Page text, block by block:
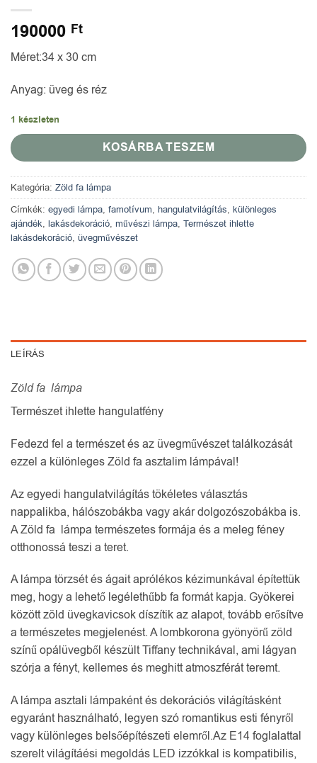
190000 Ft
Méret:34 x 30 cm
Anyag: üveg és réz
1 készleten
KOSÁRBA TESZEM
Kategória: Zöld fa lámpa
Címkék: egyedi lámpa, famotívum, hangulatvilágítás, különleges
ajándék, lakásdekoráció, művészi lámpa, Természet ihlette
lakásdekoráció, üvegművészet
LEÍRÁS
Zöld fa lámpa
Természet ihlette hangulatfény
Fedezd fel a természet és az üvegművészet találkozását
ezzel a különleges Zöld fa asztalim lámpával!
Az egyedi hangulatvilágítás tökéletes választás
nappalikba, hálószobákba vagy akár dolgozószobákba is.
A Zöld fa lámpa természetes formája és a meleg féney
otthonossá teszi a teret.
A lámpa törzsét és ágait aprólékos kézimunkával építettük
meg, hogy a lehető legélethűbb fa formát kapja. Gyökerei
között zöld üvegkavicsok díszítik az alapot, tovább erősítve
a természetes megjelenést. A lombkorona gyönyörű zöld
színű opálüvegből készült Tiffany technikával, ami lágyan
szórja a fényt, kellemes és meghitt atmoszférát teremt.
A lámpa asztali lámpaként és dekorációs világításként
egyaránt használható, legyen szó romantikus esti fényről
vagy különleges belsőépítészeti elemről.Az E14 foglalattal
szerelt világítáési megoldás LED izzókkal is kompatibilis,